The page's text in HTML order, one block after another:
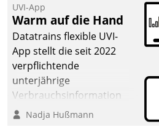
UVI-App
Warm auf die Hand
Datatrains flexible UVI-
App stellt die seit 2022
verpflichtende
unterjährige
Verbrauchsinformation
schnell, zuverlässig und
Nadja Hußmann